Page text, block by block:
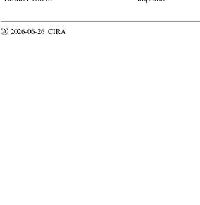
Ⓐ 2026-06-26 CIRA